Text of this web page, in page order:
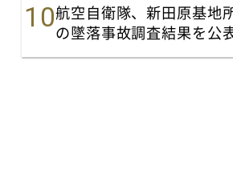
航空自衛隊、新田原基地
の墜落事故調査結果を公